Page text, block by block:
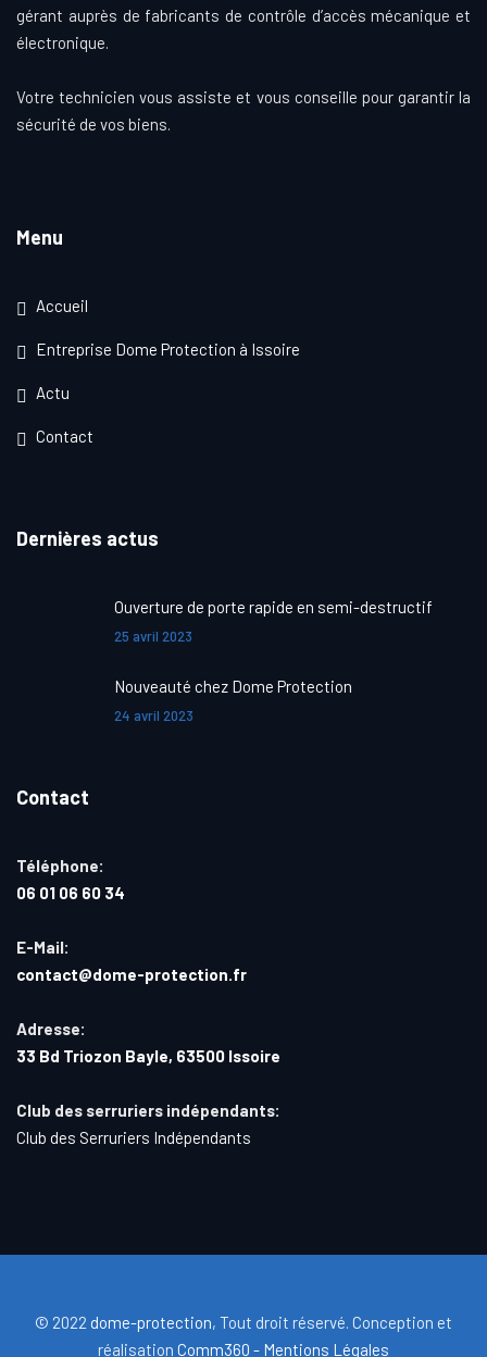
gérant auprès de fabricants de contrôle d’accès mécanique et
électronique.
Votre technicien vous assiste et vous conseille pour garantir la
sécurité de vos biens.
Menu
Accueil
Entreprise Dome Protection à Issoire
Actu
Contact
Dernières actus
Ouverture de porte rapide en semi-destructif
25 avril 2023
Nouveauté chez Dome Protection
24 avril 2023
Contact
Téléphone:
06 01 06 60 34
E-Mail:
contact@dome-protection.fr
Adresse:
33 Bd Triozon Bayle, 63500 Issoire
Club des serruriers indépendants:
Club des Serruriers Indépendants
© 2022 dome-protection, Tout droit réservé. Conception et
réalisation Comm360 - Mentions Légales